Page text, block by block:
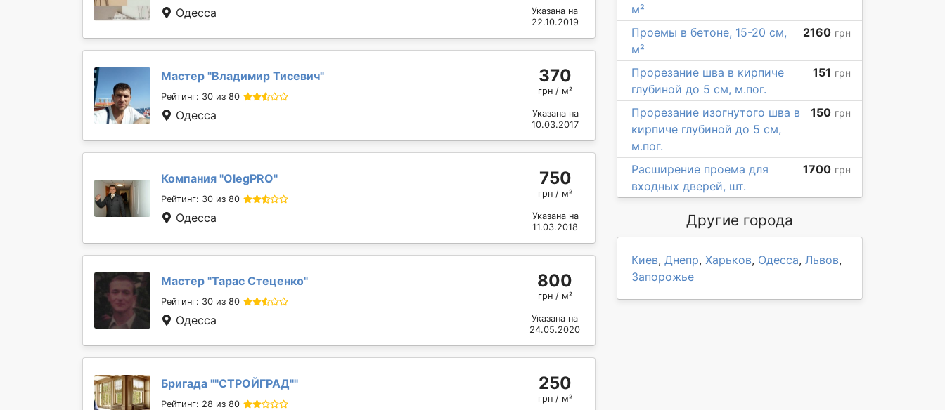
Одесса
Указана на
22.10.2019
Мастер "Владимир Тисевич"
Рейтинг: 30 из 80
Одесса
370
грн / м²
Указана на
10.03.2017
Компания "OlegPRO"
Рейтинг: 30 из 80
Одесса
750
грн / м²
Указана на
11.03.2018
Мастер "Тарас Стеценко"
Рейтинг: 30 из 80
Одесса
800
грн / м²
Указана на
24.05.2020
Бригада ""СТРОЙГРАД""
Рейтинг: 28 из 80
250
грн / м²
м²
Проемы в бетоне, 15-20 см,
м²
2160 грн
Прорезание шва в кирпиче
глубиной до 5 см, м.пог.
151 грн
Прорезание изогнутого шва в
кирпиче глубиной до 5 см,
м.пог.
150 грн
Расширение проема для
входных дверей, шт.
1700 грн
Другие города
Киев, Днепр, Харьков, Одесса, Львов,
Запорожье